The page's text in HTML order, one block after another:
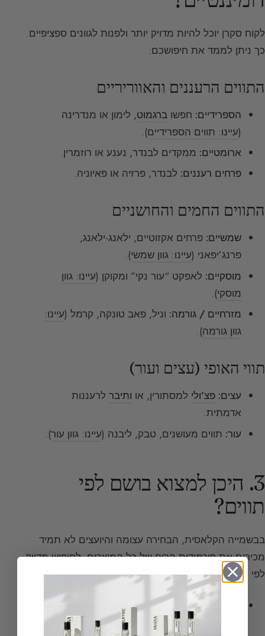
לקוח סקרן יוכל להיות מדויק יותר ולפנות לגוונים ספציפיים.
כך ניתן לממד את חיפושכם:
התווים הרעננים והאווריריים
הספרידיים: חפשו ברגמוט, לימון או מנדרינה
(עיינו: תווים הספרידיים).
ארומטיים: ממקדים לבנדר, נענע או רוזמרין.
פרחים רעננים: לבנדר, פרזיה או פאיוניה.
התווים החמים והחושניים
שמשיים: פרחים אקזוטיים, ילאנג-ילאנג,
פרנג’יפאני (עיינו: גוון שמשי).
מוסקיים: לאפקט “עור נקי” ומקוקן (עיינו: גוון
מוסקי).
מזרחיים / גורמה: וניל, פאב טונקה, קרמל (עיינו:
גוון גורמה).
תווי האופי (עצים ועור)
עצים: פצ’ולי למסתורין, או ותיבר לרעננות
אדמתית.
עור: תווים מעושנים, טבק, ליבנה (עיינו: גוון עור).
3. היכן למצוא בושם לפי
תווים?
בבשמייה הקלאסית, הבחירה עצומה והיועצים לא תמיד
מכירים את פירמידות הריח של כל המוצרים. לחיפוש מדויק
לפי מרכיב, העדיפו:
בשמים נישתיים:
המומחים שם נלהבים ומכירים
את הניחוחות שלהם לפרטי פרטים (
בשמיות